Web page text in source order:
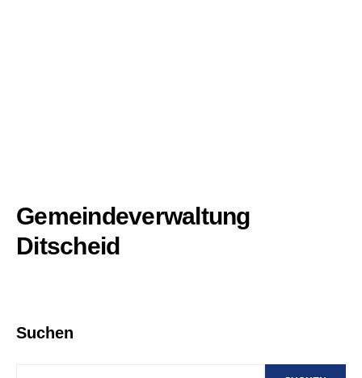
Gemeindeverwaltung
Ditscheid
Suchen